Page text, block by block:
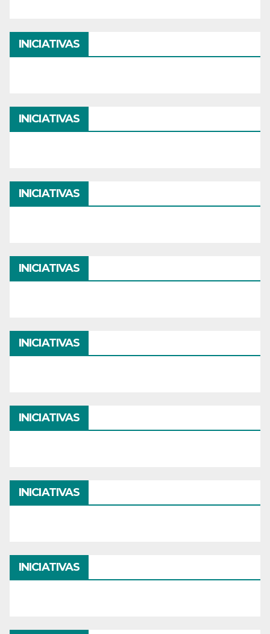
INICIATIVAS
INICIATIVAS
INICIATIVAS
INICIATIVAS
INICIATIVAS
INICIATIVAS
INICIATIVAS
INICIATIVAS